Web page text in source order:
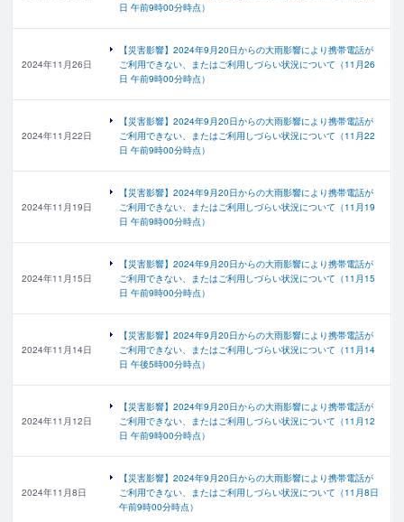
日 午前9時00分時点）
2024年11月26日
【災害影響】2024年9月20日からの大雨影響により携帯電話が
ご利用できない、またはご利用しづらい状況について（11月26
日 午前9時00分時点）
2024年11月22日
【災害影響】2024年9月20日からの大雨影響により携帯電話が
ご利用できない、またはご利用しづらい状況について（11月22
日 午前9時00分時点）
2024年11月19日
【災害影響】2024年9月20日からの大雨影響により携帯電話が
ご利用できない、またはご利用しづらい状況について（11月19
日 午前9時00分時点）
2024年11月15日
【災害影響】2024年9月20日からの大雨影響により携帯電話が
ご利用できない、またはご利用しづらい状況について（11月15
日 午前9時00分時点）
2024年11月14日
【災害影響】2024年9月20日からの大雨影響により携帯電話が
ご利用できない、またはご利用しづらい状況について（11月14
日 午後5時00分時点）
2024年11月12日
【災害影響】2024年9月20日からの大雨影響により携帯電話が
ご利用できない、またはご利用しづらい状況について（11月12
日 午前9時00分時点）
2024年11月8日
【災害影響】2024年9月20日からの大雨影響により携帯電話が
ご利用できない、またはご利用しづらい状況について（11月8日
午前9時00分時点）